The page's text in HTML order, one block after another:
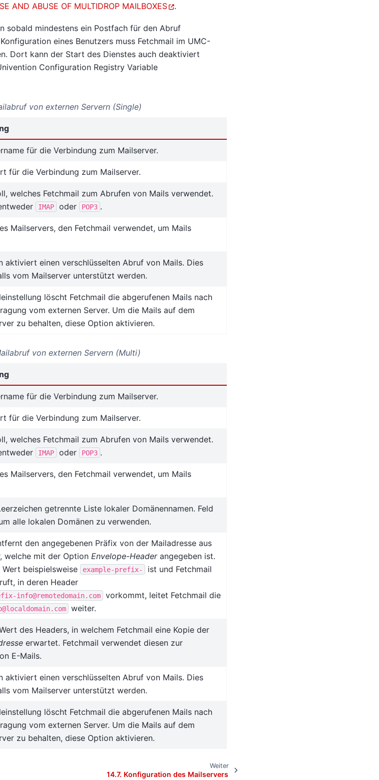
AND ABUSE OF MULTIDROP MAILBOXES .
sobald mindestens ein Postfach für den Abruf
eines Benutzers muss Fetchmail im UMC-
Dort kann der Start des Dienstes auch deaktiviert
Configuration Registry Variable
von externen Servern (Single)
für die Verbindung zum Mailserver.
für die Verbindung zum Mailserver.
welches Fetchmail zum Abrufen von Mails verwendet.
IMAP oder POP3 .
Mailservers, den Fetchmail verwendet, um Mails
aktiviert einen verschlüsselten Abruf von Mails. Dies
vom Mailserver unterstützt werden.
löscht Fetchmail die abgerufenen Mails nach
vom externen Server. Um die Mails auf dem
zu behalten, diese Option aktivieren.
von externen Servern (Multi)
für die Verbindung zum Mailserver.
für die Verbindung zum Mailserver.
welches Fetchmail zum Abrufen von Mails verwendet.
IMAP oder POP3 .
Mailservers, den Fetchmail verwendet, um Mails
getrennte Liste lokaler Domänennamen. Feld
alle lokalen Domänen zu verwenden.
den angegebenen Präfix von der Mailadresse aus
welche mit der Option Envelope-Headerangegeben ist.
Wert beispielsweise
example-prefix-
ist und Fetchmail
in deren Header
info@remotedomain.com
vorkommt, leitet Fetchmail die
weiter.
des Headers, in welchem Fetchmail eine Kopie der
erwartet. Fetchmail verwendet diesen zur
E-Mails.
aktiviert einen verschlüsselten Abruf von Mails. Dies
vom Mailserver unterstützt werden.
löscht Fetchmail die abgerufenen Mails nach
vom externen Server. Um die Mails auf dem
zu behalten, diese Option aktivieren.
Weiter
14.7. Konfiguration des Mailservers